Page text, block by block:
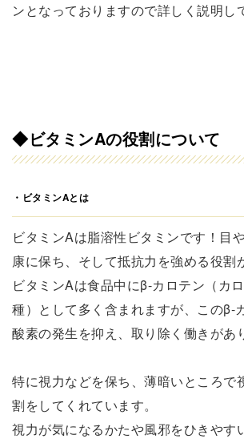
ンとなっておりますので詳しく説明し
◆ビタミンAの役割について
・ビタミンAとは
ビタミンAは脂溶性ビタミンです！目
康に保ち、そして抵抗力を強める役割
ビタミンAは食品中にβ-カロテン（カ
種）として多く含まれますが、このβ-
酸素の発生を抑え、取り除く働きがあ
特に視力などを保ち、薄暗いところで
割をしてくれています。
視力が気になるかたや風邪をひきやす